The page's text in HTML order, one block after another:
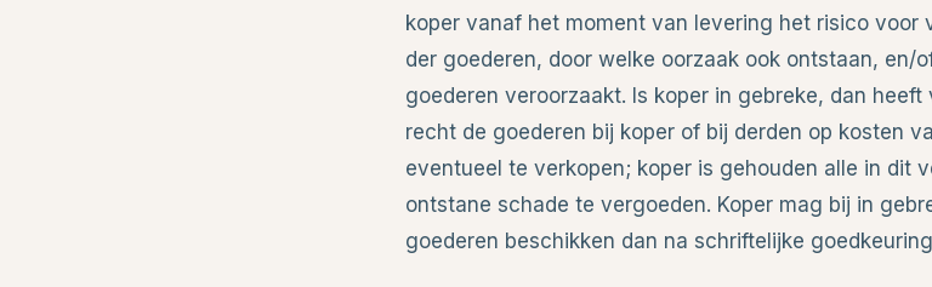
koper vanaf het moment van levering het risico voor
der goederen, door welke oorzaak ook ontstaan, en/
goederen veroorzaakt. Is koper in gebreke, dan
recht de goederen bij koper of bij derden op kosten
eventueel te verkopen; koper is gehouden alle in dit
ontstane schade te vergoeden. Koper mag bij in
goederen beschikken dan na schriftelijke